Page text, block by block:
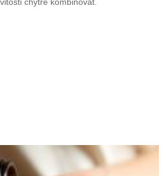
chytře kombinovat.